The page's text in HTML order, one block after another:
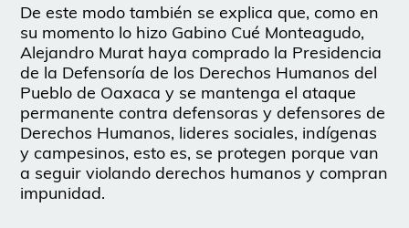
De este modo también se explica que, como en
su momento lo hizo Gabino Cué Monteagudo,
Alejandro Murat haya comprado la Presidencia
de la Defensoría de los Derechos Humanos del
Pueblo de Oaxaca y se mantenga el ataque
permanente contra defensoras y defensores de
Derechos Humanos, lideres sociales, indígenas
y campesinos, esto es, se protegen porque van
a seguir violando derechos humanos y compran
impunidad.